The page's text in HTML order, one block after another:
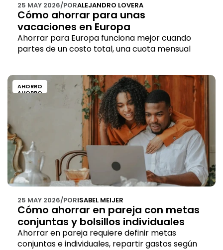
25 MAY 2026/PORALEJANDRO LOVERA
Cómo ahorrar para unas
vacaciones en Europa
Ahorrar para Europa funciona mejor cuando
partes de un costo total, una cuota mensual
AHORRO
AHORRO
25 MAY 2026/PORISABEL MEIJER
Cómo ahorrar en pareja con metas
conjuntas y bolsillos individuales
Ahorrar en pareja requiere definir metas
conjuntas e individuales, repartir gastos según